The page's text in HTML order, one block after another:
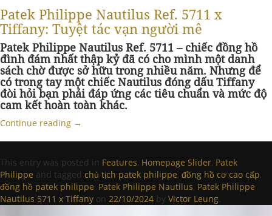
Patek Philippe Nautilus Ref. 5711 x
Tiffany: Tuyệt tác vạn người mê
Patek Philippe Nautilus Ref. 5711 – chiếc đồng hồ
đình đám nhất thập kỷ đã có cho mình một danh
sách chờ được sở hữu trong nhiều năm. Nhưng để
có trong tay một chiếc Nautilus đóng dấu Tiffany
đòi hỏi bạn phải đáp ứng các tiêu chuẩn và mức độ
cam kết hoàn toàn khác.
Continue reading →
This entry was posted in Features, Homepage Slider, Patek
Philippe and tagged chủ tịch patek philippe, đồng hồ cơ cao cấp,
đồng hồ patek philippe, Patek Philippe Nautilus, Patek Philippe
Nautilus 5711 x Tiffany on 22/10/2024 by Victor Leung.